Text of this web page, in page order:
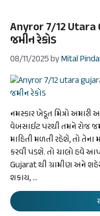
Anyror 7/12 Utara
જમીન રેકોડ
08/11/2025byMital
નમસ્કાર ખેડૂત મિત્રો
વેબસાઈટ પરથી તમને રોજ
માહિતી મળતી રહેશે, તો તેના
કરવી પડશે. તો ચાલો હવે
Gujarat થી ગ્રામીણ અને
શકાય, …